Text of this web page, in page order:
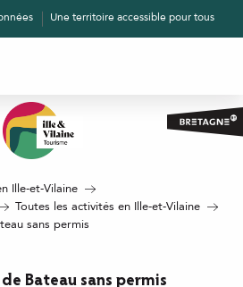
Une territoire accessible pour tous
Ille-et-Vilaine
Toutes les activités en Ille-et-Vilaine
sans permis
Bateau sans permis